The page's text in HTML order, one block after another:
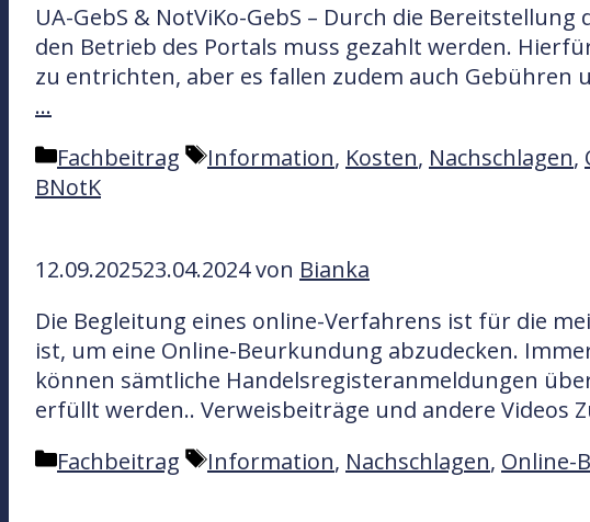
o
r
i
n
g
w
ö
t
e
UA-GebS & NotViKo-GebS – Durch die
den Betrieb des Portals muss gezahlt werden.
zu entrichten, aber es fallen zudem auch Gebühren
…
K
a
g
r
i
e
n
Fachbeitrag
S
a
w
ö
r
t
e
r
Information, Kosten, Nachschlagen,
BNotK
12.09.202523.04.2024von Bianka
Die Begleitung eines online-Verfahrens ist für die
ist, um eine Online-Beurkundung abzudecken.
können sämtliche Handelsregisteranmeldungen
erfüllt werden.. Verweisbeiträge und andere
K
Fachbeitrag
S
Information, Nachschlagen, Online-